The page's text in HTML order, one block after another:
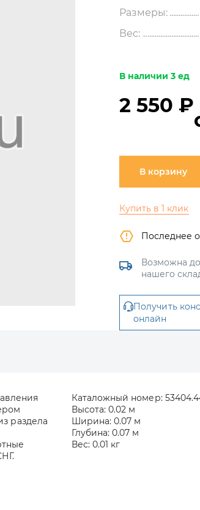
Размеры:
Вес:
В наличии 3 ед
2 550 ₽
В корзину
Купить в 1 клик
Последнее
Возможна
нашего
Получить
онлайн
раздела
Каталожный номер:
Высота: 0.02 м
Ширина: 0.07 м
Глубина: 0.07 м
Вес: 0.01 кг